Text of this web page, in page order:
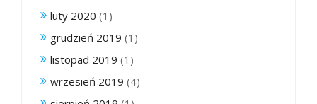
luty 2020 (1)
grudzień 2019 (1)
listopad 2019 (1)
wrzesień 2019 (4)